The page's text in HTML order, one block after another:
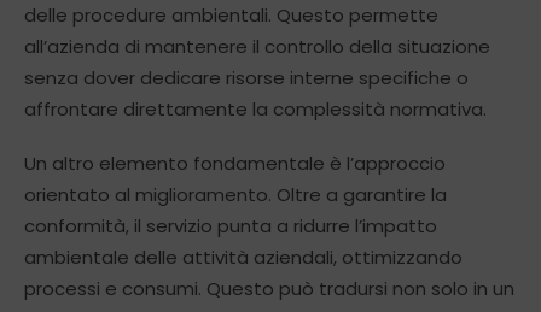
delle procedure ambientali. Questo permette
all’azienda di mantenere il controllo della situazione
senza dover dedicare risorse interne specifiche o
affrontare direttamente la complessità normativa.
Un altro elemento fondamentale è l’approccio
orientato al miglioramento. Oltre a garantire la
conformità, il servizio punta a ridurre l’impatto
ambientale delle attività aziendali, ottimizzando
processi e consumi. Questo può tradursi non solo in un